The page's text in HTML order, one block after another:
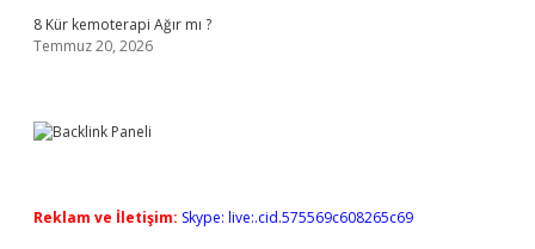
8 Kür kemoterapi Ağır mı ?
Temmuz 20, 2026
Reklam ve İletişim: Skype: live:.cid.575569c608265c69